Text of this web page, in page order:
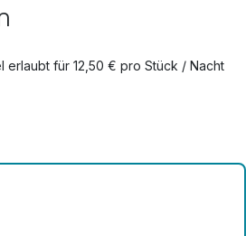
erlaubt für 12,50 € pro Stück / Nacht